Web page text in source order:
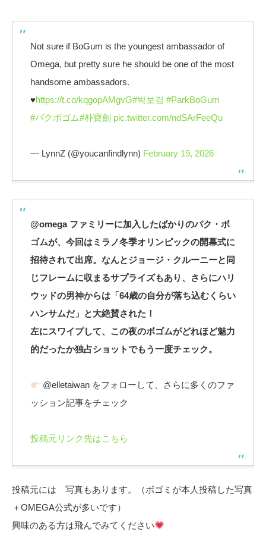
Not sure if BoGum is the youngest ambassador of
Omega, but pretty sure he should be one of the most
handsome ambassadors.
♥️https://t.co/kqgopAMgvG#박보검 #ParkBoGum
#パクボゴム#朴寶劍 pic.twitter.com/ndSArFeeQu
— LynnZ (@youcanfindlynn) February 19, 2026
@omega ファミリーに加入したばかりのパク・ボ
ゴムが、今回はミラノ冬季オリンピックの開幕式に
招待されて出席。なんとジョージ・クルーニーと同
じフレームに収まるサプライズもあり、さらにハリ
ウッドの男神からは「64歳の自分が落ち込むくらい
ハンサムだ」と大絶賛された！
左にスワイプして、この夜のボゴムがどれほど魅力
的だったか独占ショットでもう一度チェック。
@elletaiwan をフォローして、さらに多くのファ
ッション記事をチェック
投稿元リンク先はこちら
投稿元には 写真もあります。（ボゴミが本人投稿した写真
＋OMEGA公式が多いです）
興味のある方は飛んでみてください